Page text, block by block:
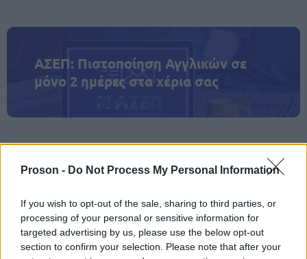
Proson - Do Not Process My Personal Information
If you wish to opt-out of the sale, sharing to third parties, or
processing of your personal or sensitive information for
targeted advertising by us, please use the below opt-out
section to confirm your selection. Please note that after your
ΑΣΕΠ: Πιστοποίηση Αγγλικών σε
μόνο 2 ημέρες στα χέρια σας
ΑΣΕΠ: Εξ αποστάσεως η πιο Εύκολη
Πιστοποίηση Υπολογιστών σε 2
μέρες